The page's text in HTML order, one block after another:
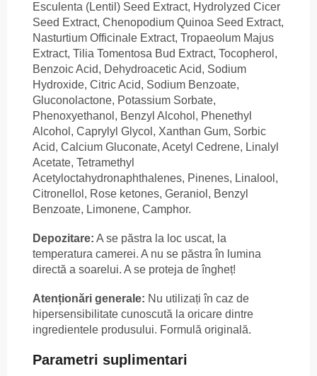
Esculenta (Lentil) Seed Extract, Hydrolyzed Cicer
Seed Extract, Chenopodium Quinoa Seed Extract,
Nasturtium Officinale Extract, Tropaeolum Majus
Extract, Tilia Tomentosa Bud Extract, Tocopherol,
Benzoic Acid, Dehydroacetic Acid, Sodium
Hydroxide, Citric Acid, Sodium Benzoate,
Gluconolactone, Potassium Sorbate,
Phenoxyethanol, Benzyl Alcohol, Phenethyl
Alcohol, Caprylyl Glycol, Xanthan Gum, Sorbic
Acid, Calcium Gluconate, Acetyl Cedrene, Linalyl
Acetate, Tetramethyl
Acetyloctahydronaphthalenes, Pinenes, Linalool,
Citronellol, Rose ketones, Geraniol, Benzyl
Benzoate, Limonene, Camphor.
Depozitare: A se păstra la loc uscat, la
temperatura camerei. A nu se păstra în lumina
directă a soarelui. A se proteja de îngheț!
Atenționări generale: Nu utilizați în caz de
hipersensibilitate cunoscută la oricare dintre
ingredientele produsului. Formulă originală.
Parametri suplimentari